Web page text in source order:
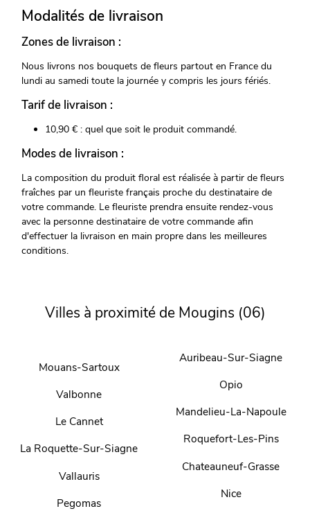
Modalités de livraison
Zones de livraison :
Nous livrons nos bouquets de fleurs partout en France du
lundi au samedi toute la journée y compris les jours fériés.
Tarif de livraison :
10,90 € : quel que soit le produit commandé.
Modes de livraison :
La composition du produit floral est réalisée à partir de fleurs
fraîches par un fleuriste français proche du destinataire de
votre commande. Le fleuriste prendra ensuite rendez-vous
avec la personne destinataire de votre commande afin
d'effectuer la livraison en main propre dans les meilleures
conditions.
Villes à proximité de Mougins (06)
Mouans-Sartoux
Valbonne
Le Cannet
La Roquette-Sur-Siagne
Vallauris
Pegomas
Auribeau-Sur-Siagne
Opio
Mandelieu-La-Napoule
Roquefort-Les-Pins
Chateauneuf-Grasse
Nice